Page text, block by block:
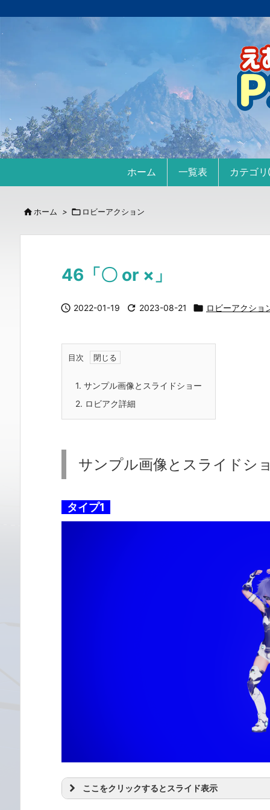
ホーム 一覧表 カテゴ
 ホーム >  ロビーアクション
46「〇 or ×」
 2022-01-19  2023-08-21  ロビーアクショ
目次
1. サンプル画像とスライドショー
2. ロビアク詳細
サンプル画像とスライドシ
タイプ1
ここをクリックするとスライド表示